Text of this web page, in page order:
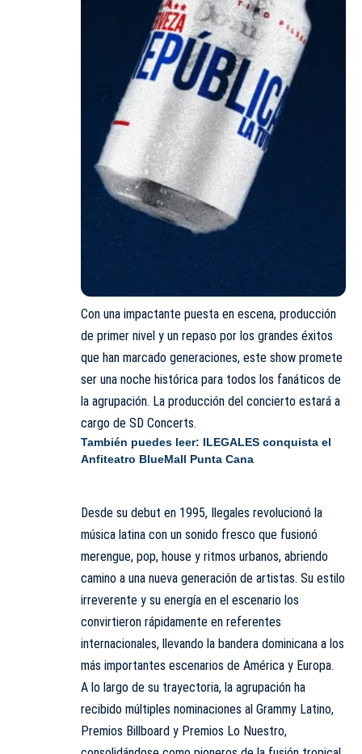
Con una impactante puesta en escena, producción
de primer nivel y un repaso por los grandes éxitos
que han marcado generaciones, este show promete
ser una noche histórica para todos los fanáticos de
la agrupación. La producción del concierto estará a
cargo de SD Concerts.
También puedes leer: ILEGALES conquista el
Anfiteatro BlueMall Punta Cana
Desde su debut en 1995, Ilegales revolucionó la
música latina con un sonido fresco que fusionó
merengue, pop, house y ritmos urbanos, abriendo
camino a una nueva generación de artistas. Su estilo
irreverente y su energía en el escenario los
convirtieron rápidamente en referentes
internacionales, llevando la bandera dominicana a los
más importantes escenarios de América y Europa.
A lo largo de su trayectoria, la agrupación ha
recibido múltiples nominaciones al Grammy Latino,
Premios Billboard y Premios Lo Nuestro,